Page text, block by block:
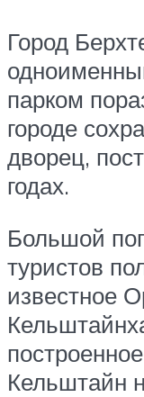
Город
парком
городе
дворец,
годах.
Большой
туристов
известное
Кельштайн